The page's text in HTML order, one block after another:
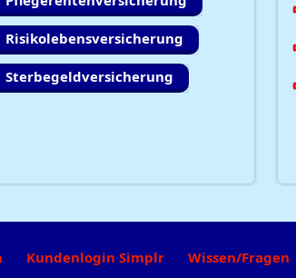
Risikolebensversicherung
Sterbegeldversicherung
Kundenlogin Simplr Wissen/Fragen